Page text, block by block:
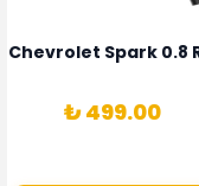
1628HN-
Alternatörü Valeo
Chevrolet Spark 0.8
₺ 499.00